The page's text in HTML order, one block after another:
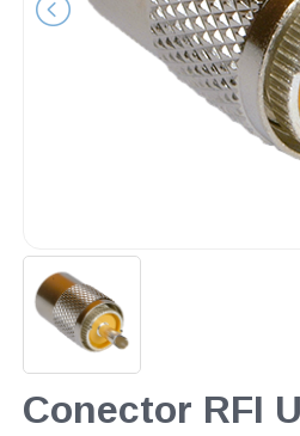
Conector RFI